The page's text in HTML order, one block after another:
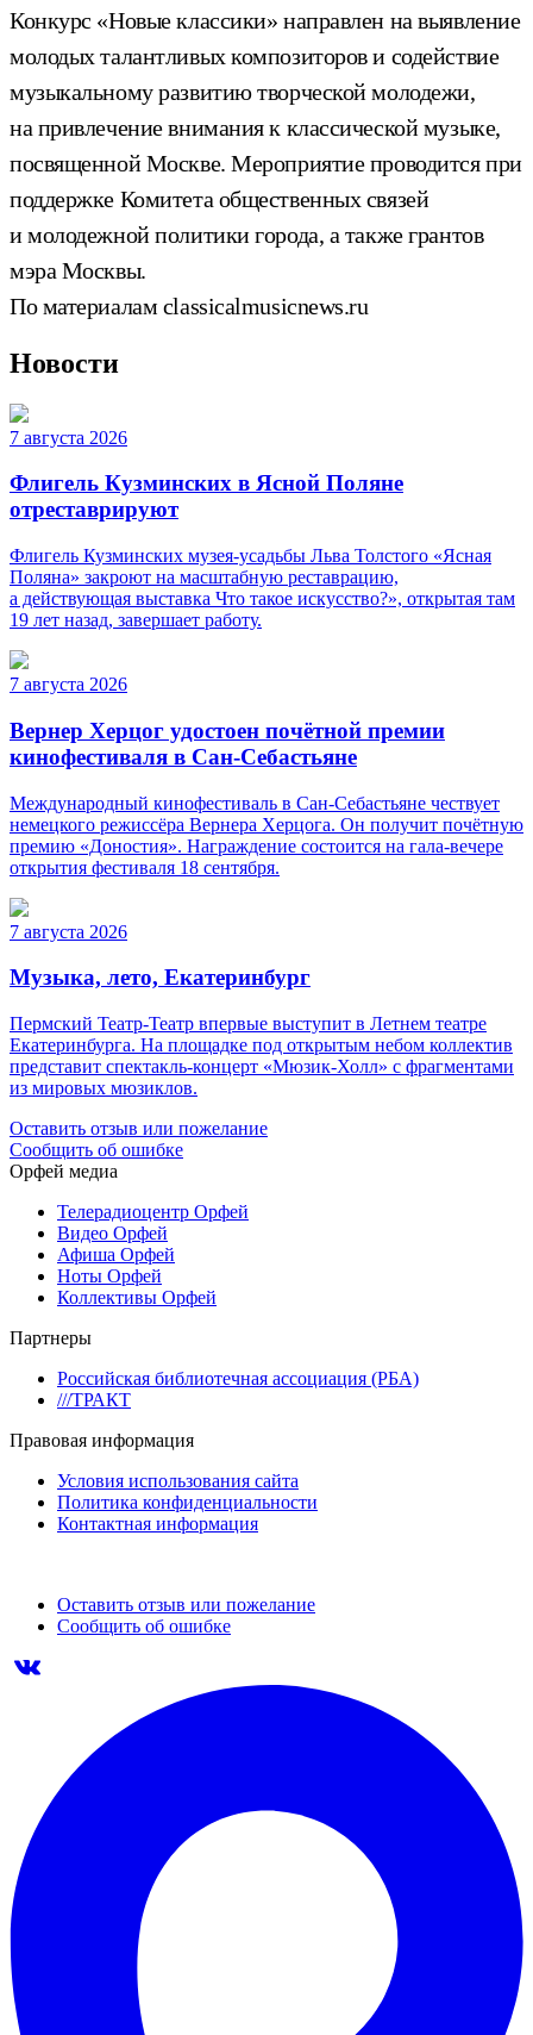
Конкурс «Новые классики» направлен на выявление
молодых талантливых композиторов и содействие
музыкальному развитию творческой молодежи,
на привлечение внимания к классической музыке,
посвященной Москве. Мероприятие проводится при
поддержке Комитета общественных связей
и молодежной политики города, а также грантов
мэра Москвы.
По материалам classicalmusicnews.ru
Новости
7 августа 2026
Флигель Кузминских в Ясной Поляне
отреставрируют
Флигель Кузминских музея-усадьбы Льва Толстого «Ясная
Поляна» закроют на масштабную реставрацию,
а действующая выставка Что такое искусство?», открытая там
19 лет назад, завершает работу.
7 августа 2026
Вернер Херцог удостоен почётной премии
кинофестиваля в Сан-Себастьяне
Международный кинофестиваль в Сан-Себастьяне чествует
немецкого режиссёра Вернера Херцога. Он получит почётную
премию «Доностия». Награждение состоится на гала-вечере
открытия фестиваля 18 сентября.
7 августа 2026
Музыка, лето, Екатеринбург
Пермский Театр-Театр впервые выступит в Летнем театре
Екатеринбурга. На площадке под открытым небом коллектив
представит спектакль-концерт «Мюзик-Холл» с фрагментами
из мировых мюзиклов.
Оставить отзыв или пожелание
Сообщить об ошибке
Орфей медиа
Телерадиоцентр Орфей
Видео Орфей
Афиша Орфей
Ноты Орфей
Коллективы Орфей
Партнеры
Российская библиотечная ассоциация (РБА)
///ТРАКТ
Правовая информация
Условия использования сайта
Политика конфиденциальности
Контактная информация
Оставить отзыв или пожелание
Сообщить об ошибке